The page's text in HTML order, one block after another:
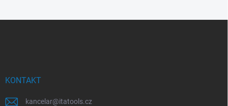
KONTAKT
kancelar@itatools.cz